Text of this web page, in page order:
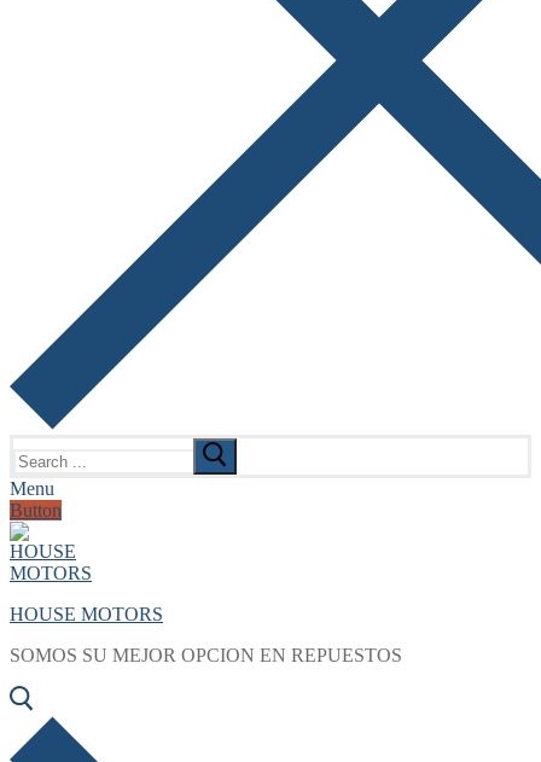
for:
Menu
Button
HOUSE MOTORS
SOMOS SU MEJOR OPCION EN REPUESTOS